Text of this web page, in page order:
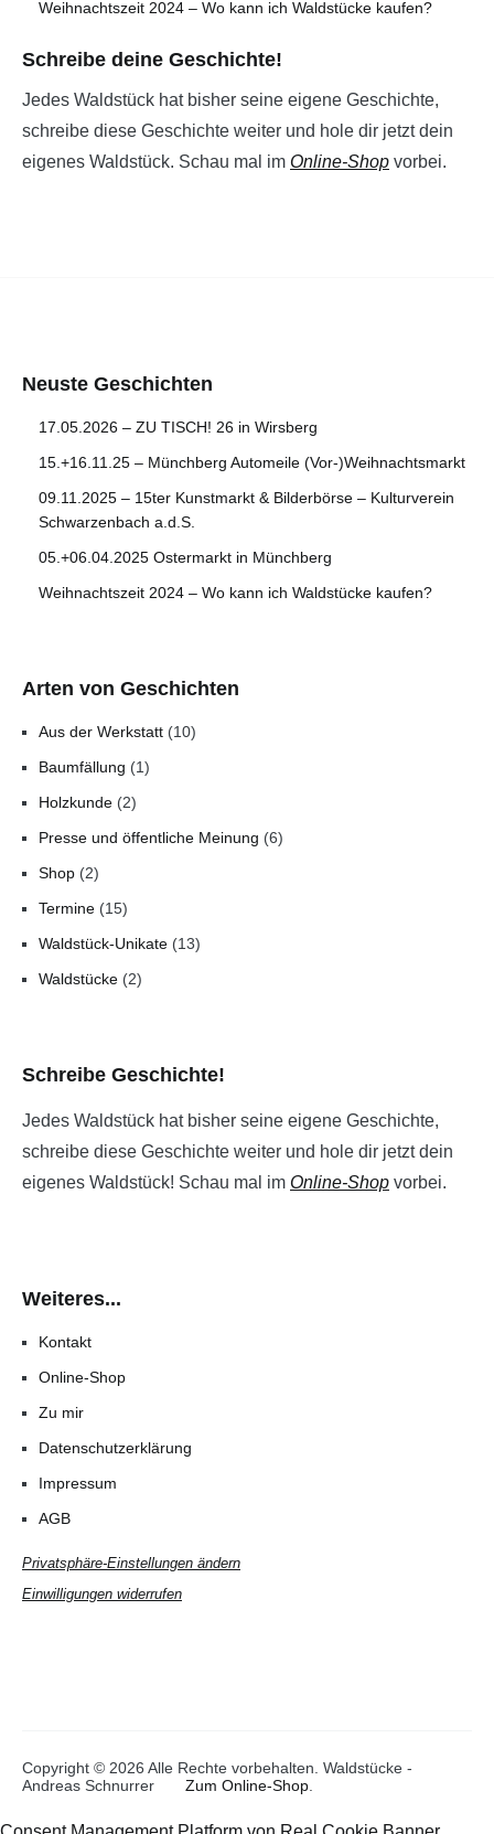
Weihnachtszeit 2024 – Wo kann ich Waldstücke kaufen?
Schreibe deine Geschichte!
Jedes Waldstück hat bisher seine eigene Geschichte,
schreibe diese Geschichte weiter und hole dir jetzt dein
eigenes Waldstück. Schau mal im Online-Shop vorbei.
Neuste Geschichten
17.05.2026 – ZU TISCH! 26 in Wirsberg
15.+16.11.25 – Münchberg Automeile (Vor-)Weihnachtsmarkt
09.11.2025 – 15ter Kunstmarkt & Bilderbörse – Kulturverein
Schwarzenbach a.d.S.
05.+06.04.2025 Ostermarkt in Münchberg
Weihnachtszeit 2024 – Wo kann ich Waldstücke kaufen?
Arten von Geschichten
Aus der Werkstatt (10)
Baumfällung (1)
Holzkunde (2)
Presse und öffentliche Meinung (6)
Shop (2)
Termine (15)
Waldstück-Unikate (13)
Waldstücke (2)
Schreibe Geschichte!
Jedes Waldstück hat bisher seine eigene Geschichte,
schreibe diese Geschichte weiter und hole dir jetzt dein
eigenes Waldstück! Schau mal im Online-Shop vorbei.
Weiteres...
Kontakt
Online-Shop
Zu mir
Datenschutzerklärung
Impressum
AGB
Privatsphäre-Einstellungen ändern
Einwilligungen widerrufen
Copyright © 2026 Alle Rechte vorbehalten. Waldstücke -
Andreas Schnurrer
Zum Online-Shop